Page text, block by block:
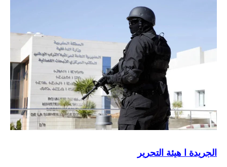
الجريدة ا هيئة التحرير